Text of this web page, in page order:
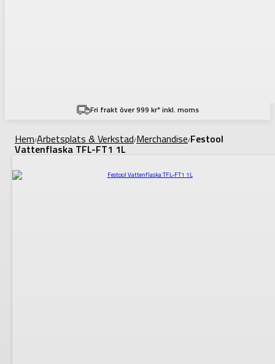
Fri frakt över 999 kr* inkl. moms
Hem/Arbetsplats & Verkstad/Merchandise/Festool
Vattenflaska TFL-FT1 1L